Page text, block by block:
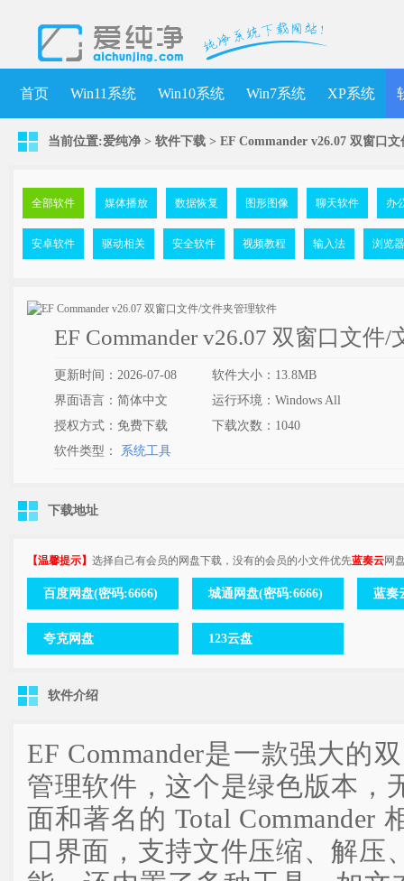
首页 Win11系统 Win10系统 Win7系统 XP系统
当前位置:爱纯净 > 软件下载 > EF Commander v26.07 双窗口
全部软件 媒体播放 数据恢复 图形图像 聊天软件 办
安卓软件 驱动相关 安全软件 视频教程 输入法 浏览器
EF Commander v26.07 双窗口文件
更新时间：2026-07-08
软件大小：13.8MB
界面语言：简体中文
运行环境：Windows All
授权方式：免费下载
下载次数： 1040
软件类型： 系统工具
下载地址
【温馨提示】 选择自己有会员的网盘下载，没有的会员的小文件优先蓝奏云网
百度网盘(密码:6666) 城通网盘(密码:6666) 蓝奏
夸克网盘 123云盘
软件介绍
EF Commander是一款强大的
管理软件，这个是绿色版本，
面和著名的 Total Commander
口界面，支持文件压缩、解压